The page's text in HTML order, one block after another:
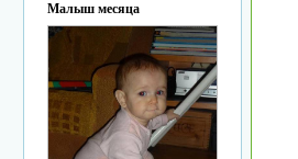
Малыш месяца